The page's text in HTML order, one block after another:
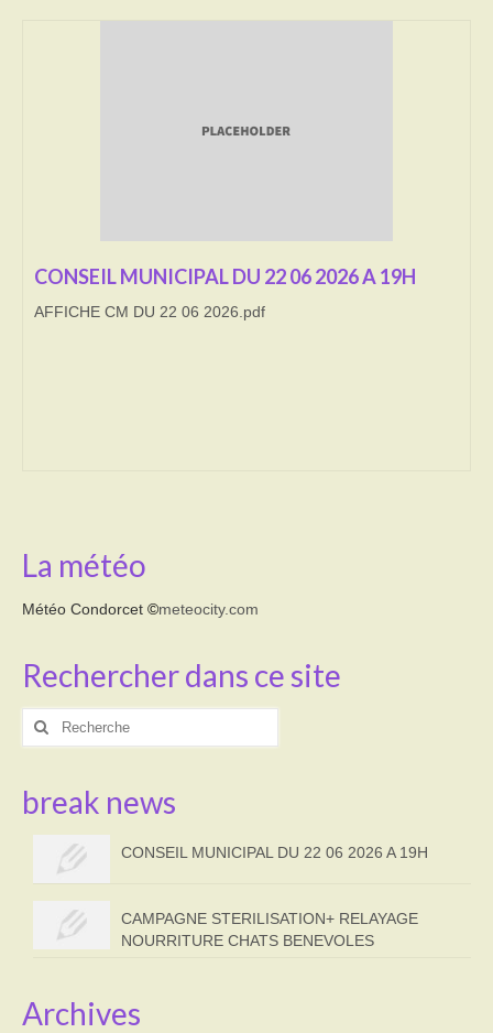
DECHETS VERTS
CONSEIL MUNICIPAL DU 22 06 2026 A 19H
AFFICHE CM DU 22 06 2026.pdf
La météo
Météo Condorcet ©meteocity.com
Rechercher dans ce site
Rechercher
break news
CONSEIL MUNICIPAL DU 22 06 2026 A 19H
CAMPAGNE STERILISATION+ RELAYAGE
NOURRITURE CHATS BENEVOLES
Archives